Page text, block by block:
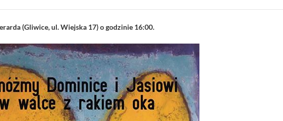
(Gliwice, ul. Wiejska 17) o godzinie 16:00.